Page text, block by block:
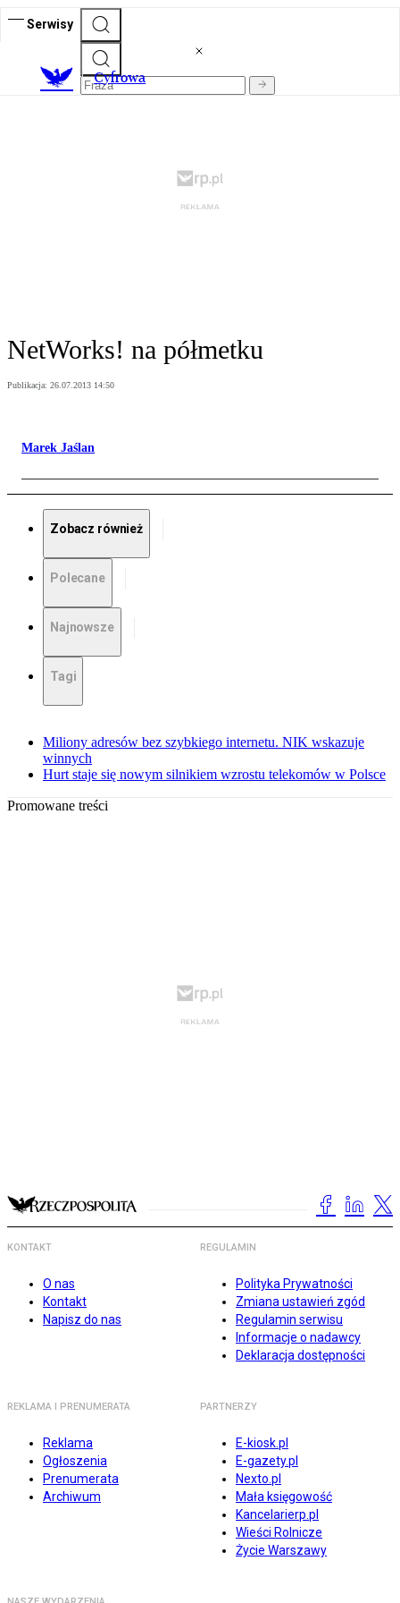
Serwisy
Cyfrowa
NetWorks! na półmetku
Publikacja: 26.07.2013 14:50
Marek Jaślan
Zobacz również
Polecane
Najnowsze
Tagi
Miliony adresów bez szybkiego internetu. NIK wskazuje
winnych
Hurt staje się nowym silnikiem wzrostu telekomów w Polsce
Promowane treści
KONTAKT
O nas
Kontakt
Napisz do nas
REGULAMIN
Polityka Prywatności
Zmiana ustawień zgód
Regulamin serwisu
Informacje o nadawcy
Deklaracja dostępności
REKLAMA I PRENUMERATA
Reklama
Ogłoszenia
Prenumerata
Archiwum
PARTNERZY
E-kiosk.pl
E-gazety.pl
Nexto.pl
Mała księgowość
Kancelarierp.pl
Wieści Rolnicze
Życie Warszawy